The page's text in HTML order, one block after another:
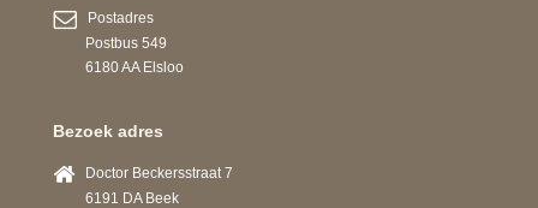
Postadres
Postbus 549
6180 AA Elsloo
Bezoek adres
Doctor Beckersstraat 7
6191 DA Beek